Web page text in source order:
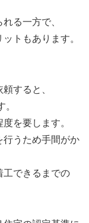
る一方で、
トもあります。
すると、
を要します。
行うため手間がか
工できるまでの